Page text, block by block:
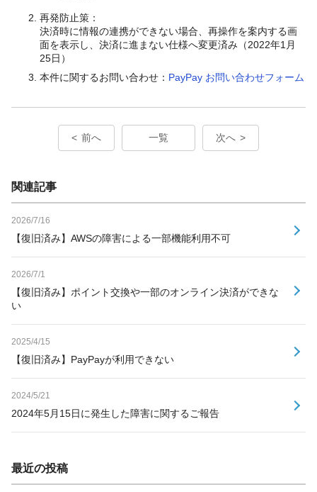
再発防止策：
決済時に情報の連携ができない場合、再操作を案内する画
面を表示し、決済に進まない仕様へ変更済み（2022年1月
25日）
本件に関するお問い合わせ： PayPay お問い合わせフォーム
前へ 一覧 次へ
関連記事
2026/7/16
【復旧済み】AWSの障害による一部機能利用不可
2026/7/1
【復旧済み】ポイント交換や一部のオンライン決済ができな
い
2025/4/15
【復旧済み】PayPayが利用できない
2024/5/21
2024年5月15日に発生した障害に関するご報告
最近の投稿